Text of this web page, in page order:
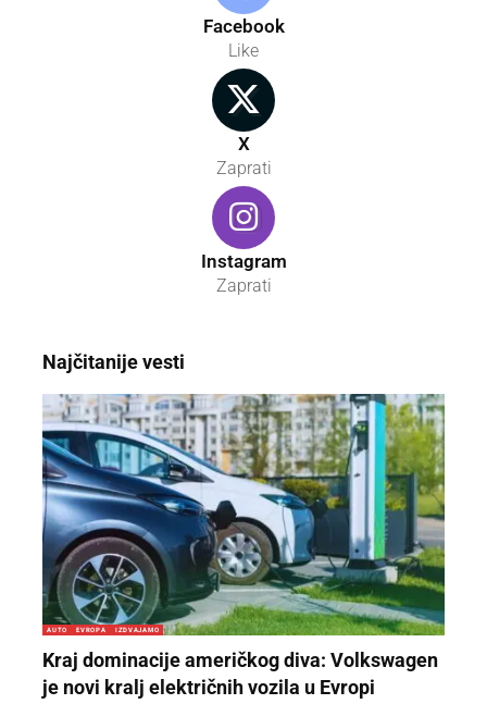
Facebook
Like
X
Zaprati
Instagram
Zaprati
Najčitanije vesti
AUTO EVROPA IZDVAJAMO
Kraj dominacije američkog diva: Volkswagen
je novi kralj električnih vozila u Evropi